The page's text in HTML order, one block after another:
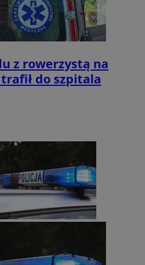
z rowerzystą na
do szpitala